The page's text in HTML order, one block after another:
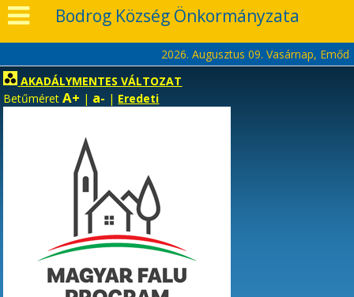
Bodrog Község Önkormányzata
2026. Augusztus 09. Vasárnap, Emőd
AKADÁLYMENTES VÁLTOZAT
BetűméretA+ | a- | Eredeti